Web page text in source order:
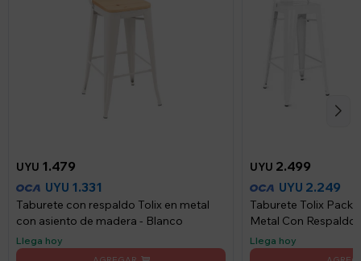
UYU 1.479
UYU 1.331
Taburete con respaldo Tolix en metal
con asiento de madera - Blanco
Llega hoy
UYU 2.499
UYU 2.249
Taburete Tolix Pack
Metal Con Respaldo
Llega hoy